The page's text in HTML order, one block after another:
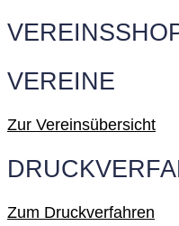
VEREINE
Zur Vereinsübersicht
Zum Druckverfahren